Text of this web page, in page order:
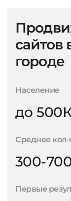
сайтов
городе
Население
до
Среднее кол-
300-
Первые